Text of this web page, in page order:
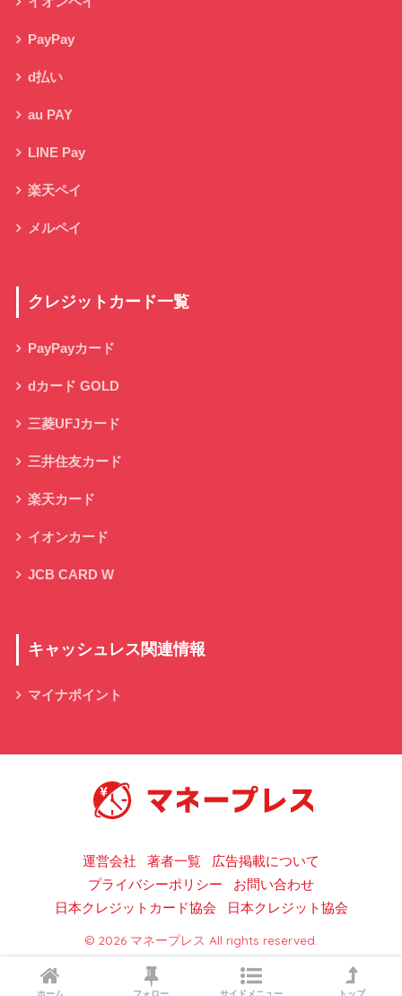
PayPay
d払い
au PAY
LINE Pay
楽天ペイ
メルペイ
クレジットカード一覧
PayPayカード
dカード GOLD
三菱UFJカード
三井住友カード
楽天カード
イオンカード
JCB CARD W
キャッシュレス関連情報
マイナポイント
運営会社 著者一覧
広告掲載について
プライバシーポリシー
お問い合わせ
日本クレジットカード協会
日本クレジット協会
© 2026 マネープレス All rights reserved.
ホーム フォロー サイドメニュー トップ